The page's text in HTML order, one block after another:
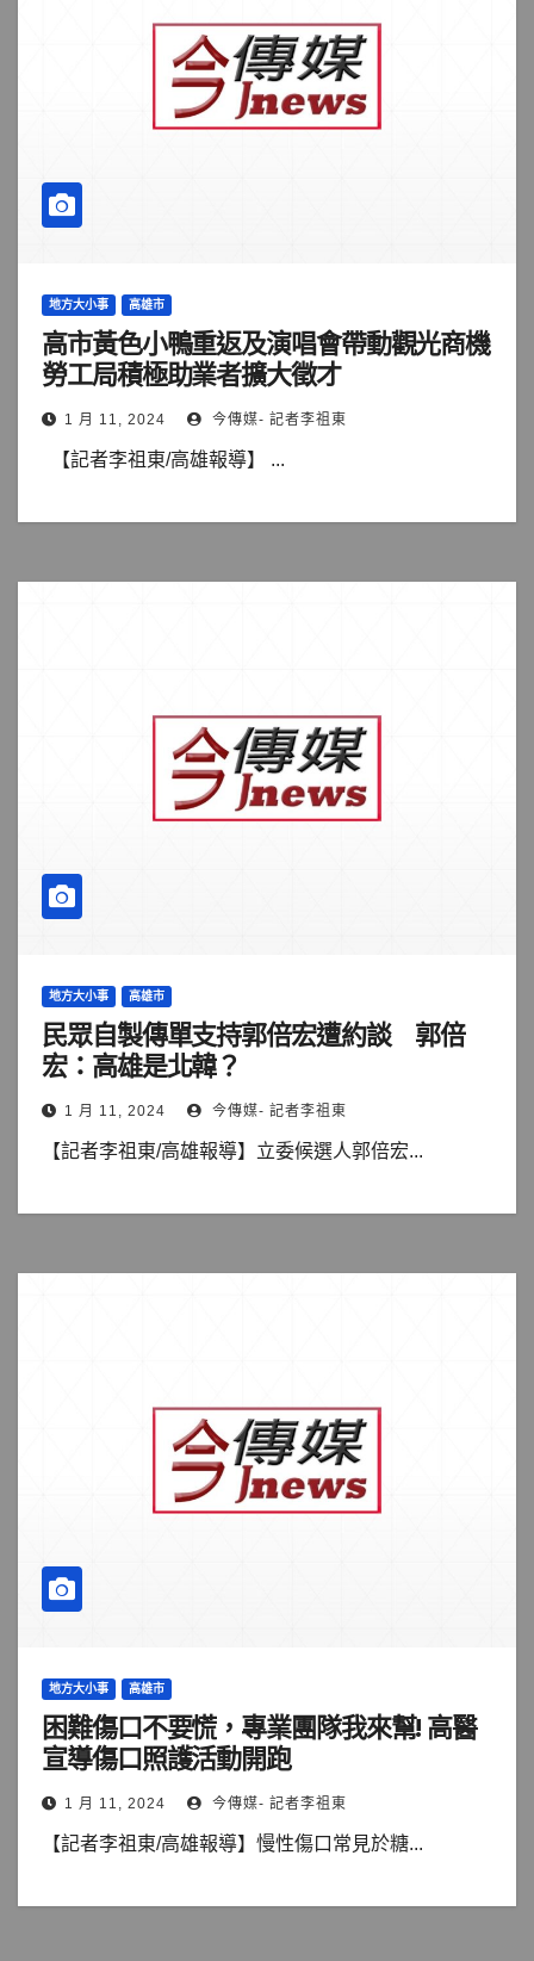
地方大小事 高雄市
高市黃色小鴨重返及演唱會帶動觀光商機
勞工局積極助業者擴大徵才
1 月 11, 2024 今傳媒- 記者李祖東
【記者李祖東/高雄報導】 ...
地方大小事 高雄市
民眾自製傳單支持郭倍宏遭約談 郭倍
宏：高雄是北韓？
1 月 11, 2024 今傳媒- 記者李祖東
【記者李祖東/高雄報導】立委候選人郭倍宏...
地方大小事 高雄市
困難傷口不要慌，專業團隊我來幫! 高醫
宣導傷口照護活動開跑
1 月 11, 2024 今傳媒- 記者李祖東
【記者李祖東/高雄報導】慢性傷口常見於糖...